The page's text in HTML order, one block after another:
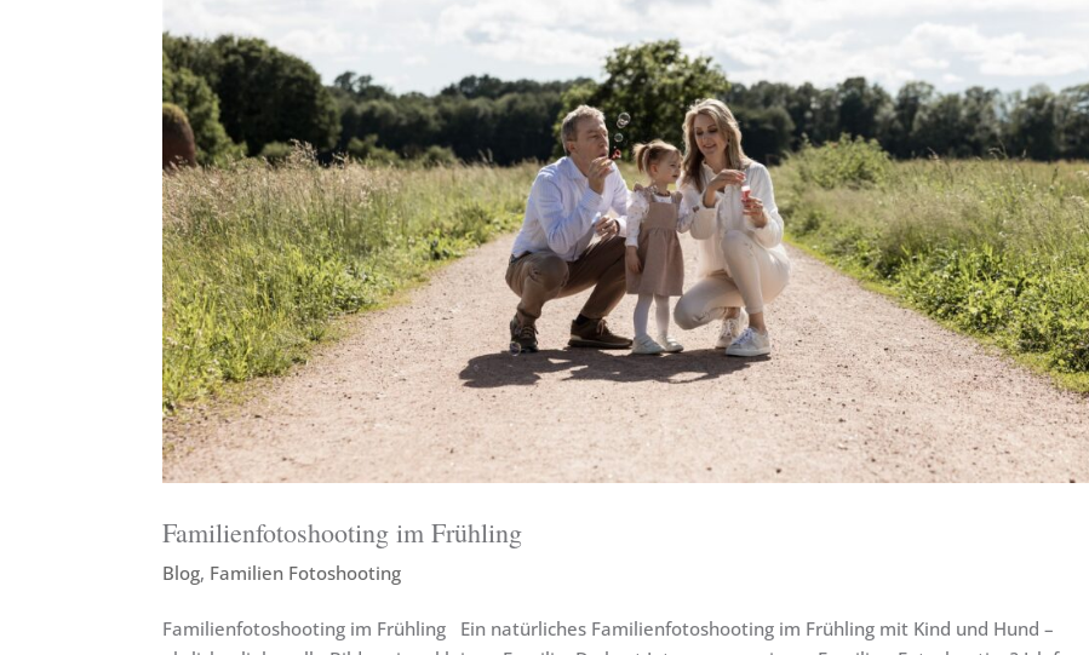
Familienfotoshooting im Frühling
Blog, Familien Fotoshooting
Familienfotoshooting im Frühling Ein natürliches Familienfotoshooting im Frühling mit Kind und Hund –